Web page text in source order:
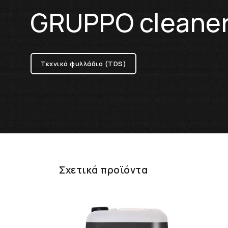
GRUPPO
Τεχνικό φυλλάδιο (TDS)
Σχετικά προϊόντα